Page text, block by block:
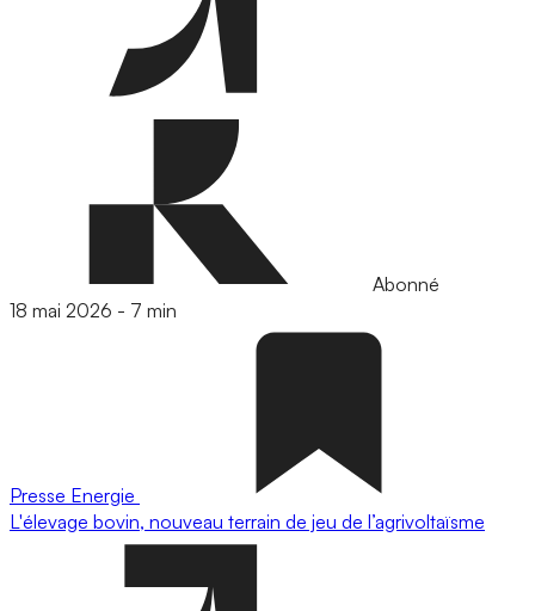
Abonné
18 mai 2026 - 7 min
Presse Energie
L'élevage bovin, nouveau terrain de jeu de l’agrivoltaïsme